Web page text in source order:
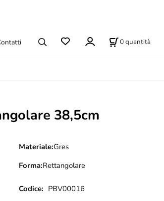
0quantità
38,5cm
Materiale:Gres
Forma:Rettangolare
Codice: PBV00016